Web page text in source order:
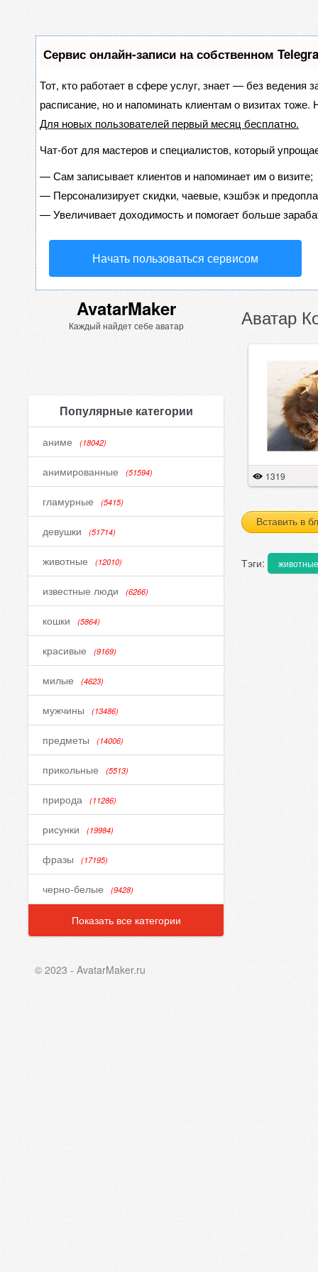
Сервис онлайн-записи на собственном
Тот, кто работает в сфере услуг, знает — без ведения
расписание, но и напоминать клиентам о визитах
Для новых пользователей первый месяц бесплатно.
Чат-бот для мастеров и специалистов, который
—Сам записывает клиентов и напоминает им о визите;
— Персонализирует скидки, чаевые, кэшбэк и
—Увеличивает доходимость и помогает больше
Начать пользоваться сервисом
AvatarMaker
Каждый найдет себе аватар
Популярные категории
аниме (18042)
анимированные (51594)
гламурные (5415)
девушки (51714)
животные (12010)
известные люди (6266)
кошки (5864)
красивые (9169)
милые (4623)
мужчины (13486)
предметы (14006)
прикольные (5513)
природа (11286)
рисунки (19984)
фразы (17195)
черно-белые (9428)
Показать все категории
Аватар
1319
Вставить в
Тэги: животные
© 2023 - AvatarMaker.ru